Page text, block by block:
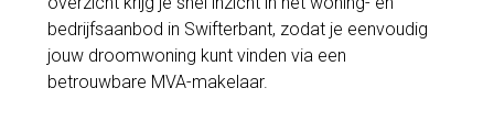
bedrijfsaanbod in Swifterbant, zodat je eenvoudig
jouw droomwoning kunt vinden via een
betrouwbare MVA-makelaar.